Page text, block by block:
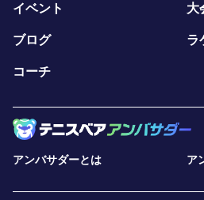
イベント 大
ブログ ラ
コーチ
アンバサダーとは ア